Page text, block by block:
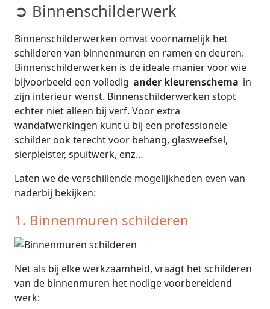
➲ Binnenschilderwerk
Binnenschilderwerken omvat voornamelijk het
schilderen van binnenmuren en ramen en deuren.
Binnenschilderwerken is de ideale manier voor wie
bijvoorbeeld een volledig ander kleurenschema in
zijn interieur wenst. Binnenschilderwerken stopt
echter niet alleen bij verf. Voor extra
wandafwerkingen kunt u bij een professionele
schilder ook terecht voor behang, glasweefsel,
sierpleister, spuitwerk, enz…
Laten we de verschillende mogelijkheden even van
naderbij bekijken:
1. Binnenmuren schilderen
Net als bij elke werkzaamheid, vraagt het schilderen
van de binnenmuren het nodige voorbereidend
werk: